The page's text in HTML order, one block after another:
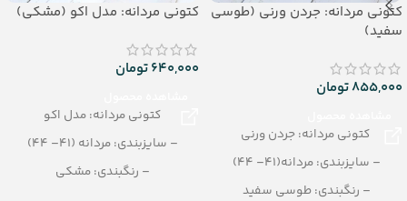
کتونی مردانه: جردن ورنی (طوسی
سفید)
855,000تومان
کتونی مردانه: جردن ورنی
– سایزبندی: مردانه(41– 44)
– رنگبندی: طوسی سفید
کتونی مردانه: مدل اکو (مشکی)
640,000تومان
کتونی مردانه: مدل اکو
– سایزبندی: مردانه (41– 44)
– رنگبندی: مشکی